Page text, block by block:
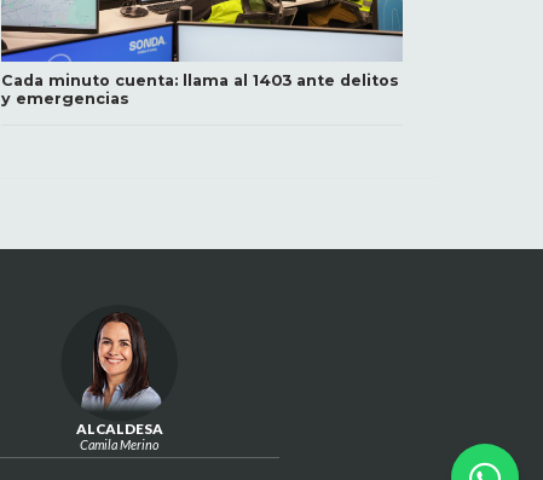
Cada minuto cuenta: llama al 1403 ante delitos
y emergencias
ALCALDESA
Camila Merino